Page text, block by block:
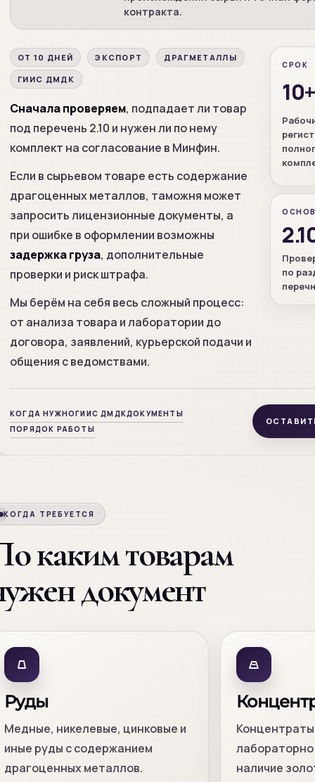
контракта.
ОТ 10 ДНЕЙ ЭКСПОРТ ДРАГМЕТАЛЛЫ
ГИИС ДМДК
Сначала проверяем, подпадает ли товар
под перечень 2.10 и нужен ли по нему
комплект на согласование в Минфин.
Если в сырьевом товаре есть содержание
драгоценных металлов, таможня может
запросить лицензионные документы, а
при ошибке в оформлении возможны
задержка груза, дополнительные
проверки и риск штрафа.
Мы берём на себя весь сложный процесс:
от анализа товара и лаборатории до
договора, заявлений, курьерской подачи и
общения с ведомствами.
СРОК
10+
по
КОГДА НУЖНОГИИС ДМДКДОКУМЕНТЫ
ПОРЯДОК РАБОТЫ
КОГДА ТРЕБУЕТСЯ
каким товарам
документ
Руды
Медные, никелевые, цинковые и
иные руды с содержанием
драгоценных металлов.
наличие